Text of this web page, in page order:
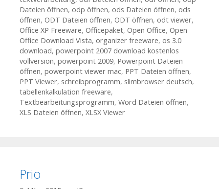
Dateien öffnen, odp öffnen, ods Dateien öffnen, ods
öffnen, ODT Dateien öffnen, ODT öffnen, odt viewer,
Office XP Freeware, Officepaket, Open Office, Open
Office Download Vista, organizer freeware, os 3.0
download, powerpoint 2007 download kostenlos
vollversion, powerpoint 2009, Powerpoint Dateien
öffnen, powerpoint viewer mac, PPT Dateien öffnen,
PPT Viewer, schreibprogramm, slimbrowser deutsch,
tabellenkalkulation freeware,
Textbearbeitungsprogramm, Word Dateien öffnen,
XLS Dateien öffnen, XLSX Viewer
Prio